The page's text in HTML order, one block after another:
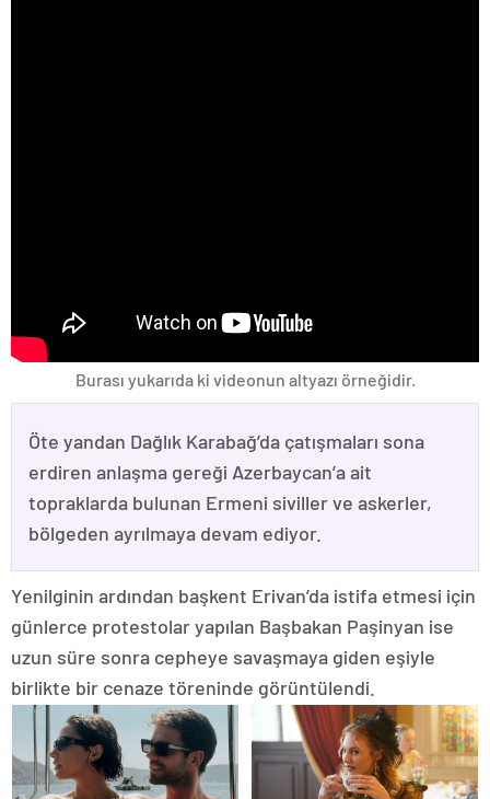
Burası yukarıda ki videonun altyazı örneğidir.
Öte yandan Dağlık Karabağ’da çatışmaları sona
erdiren anlaşma gereği Azerbaycan’a ait
topraklarda bulunan Ermeni siviller ve askerler,
bölgeden ayrılmaya devam ediyor.
Yenilginin ardından başkent Erivan’da istifa etmesi için
günlerce protestolar yapılan Başbakan Paşinyan ise
uzun süre sonra cepheye savaşmaya giden eşiyle
birlikte bir cenaze töreninde görüntülendi.